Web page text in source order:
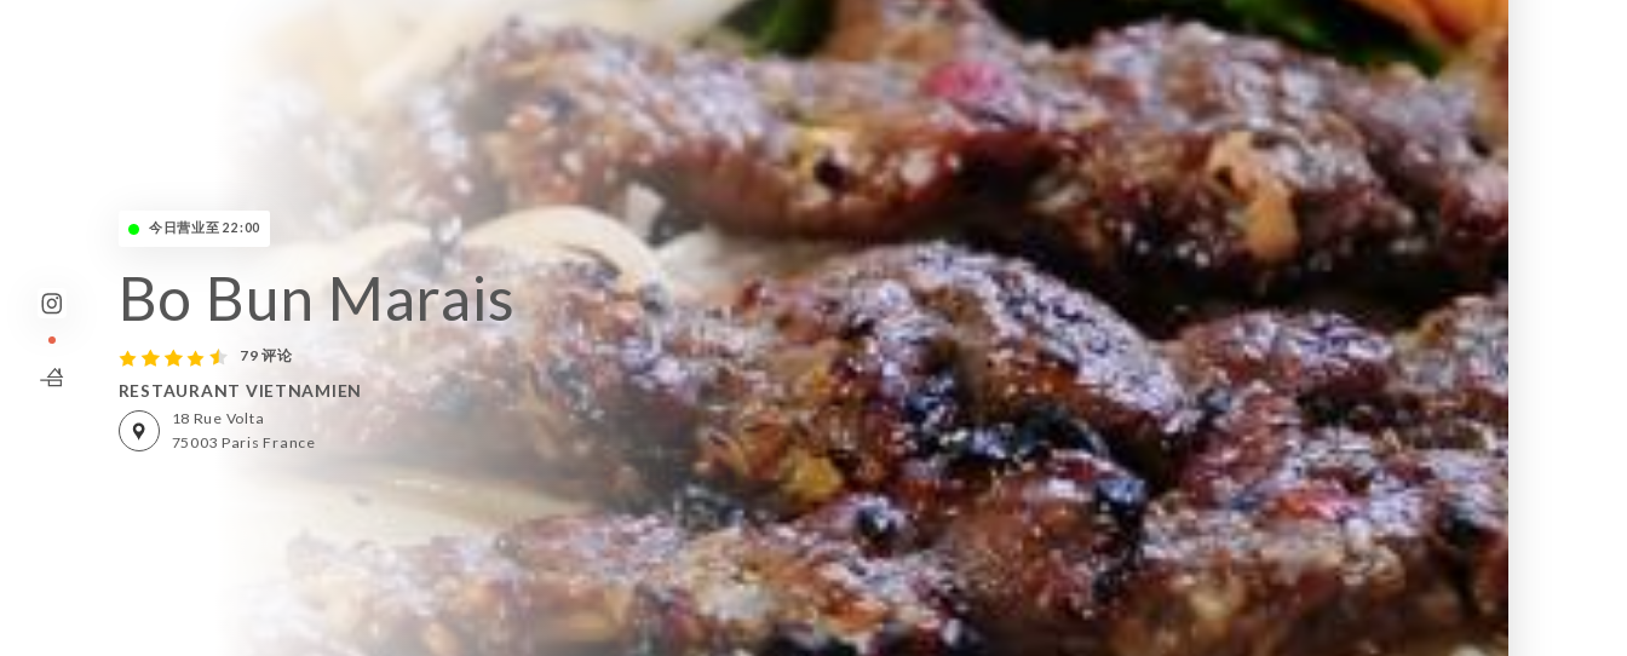
今日营业至 22:00
Bo Bun Marais
79 评论
RESTAURANT VIETNAMIEN
18 Rue Volta
75003 Paris France